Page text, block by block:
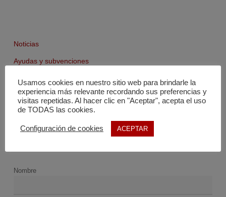
Noticias
Ayudas y subvenciones
Agenda
Fondo documental
Nombre
Usamos cookies en nuestro sitio web para brindarle la
experiencia más relevante recordando sus preferencias y
visitas repetidas. Al hacer clic en "Aceptar", acepta el uso
de TODAS las cookies.
Configuración de cookies ACEPTAR